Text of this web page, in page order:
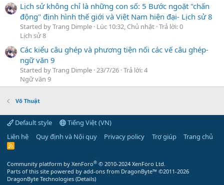
Lịch sử không chỉ là những con số: 5 Bước ngoặt "chấn
động" định hình thế giới và Việt Nam hiện đại- Lịch sử 8
Started by Trang Dimple Lúc 10:32, Chủ nhật Trả lời: 0
Lịch sử 8
Các kiểu câu ghép và phương tiện nối các vế câu ghép-
ngữ văn 9
Started by Trang Dimple 23/7/26 Trả lời: 4
Ngữ văn 9
Võ Thuật
Default style
Tiếng Việt (VN)
Liên hệ
Quy định và Nội quy Privacy policy Trợ giúp Trang chủ
R
Community platform by XenForo® © 2010-2024 XenForo Ltd.
Parts of this site powered by add-ons from DragonByte™ ©2011-2026
DragonByte Technologies (Details)